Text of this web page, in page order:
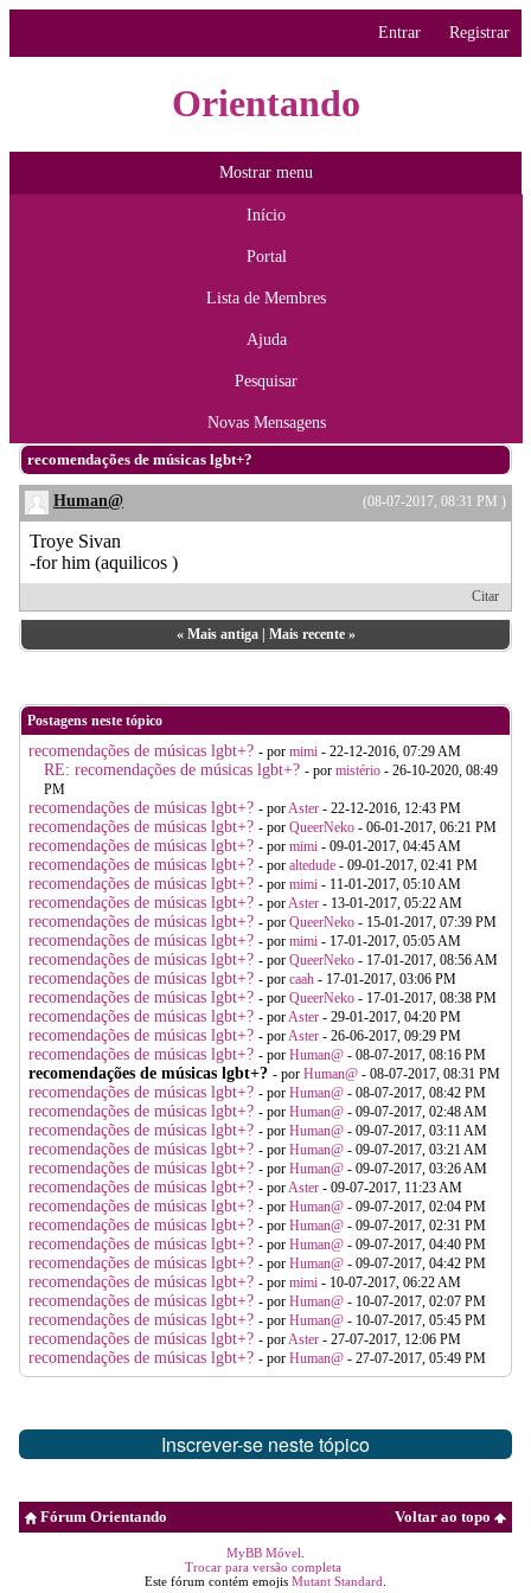
Entrar Registrar
Orientando
Mostrar menu
Início
Portal
Lista de Membres
Ajuda
Pesquisar
Novas Mensagens
recomendações de músicas lgbt+?
(08-07-2017, 08:31 PM )
Human@
Troye Sivan
-for him (aquilicos )
Citar
« Mais antiga| Mais recente»
Postagens neste tópico
recomendações de músicas lgbt+? - por mimi - 22-12-2016, 07:29 AM
RE: recomendações de músicas lgbt+? - por mistério - 26-10-2020, 08:49
PM
recomendações de músicas lgbt+? - porAster - 22-12-2016, 12:43 PM
recomendações de músicas lgbt+? - por QueerNeko - 06-01-2017, 06:21 PM
recomendações de músicas lgbt+? - por mimi - 09-01-2017, 04:45 AM
recomendações de músicas lgbt+? - por altedude - 09-01-2017, 02:41 PM
recomendações de músicas lgbt+? - por mimi - 11-01-2017, 05:10 AM
recomendações de músicas lgbt+? - porAster - 13-01-2017, 05:22 AM
recomendações de músicas lgbt+? - por QueerNeko - 15-01-2017, 07:39 PM
recomendações de músicas lgbt+? - por mimi - 17-01-2017, 05:05 AM
recomendações de músicas lgbt+? - por QueerNeko - 17-01-2017, 08:56 AM
recomendações de músicas lgbt+? - por caah - 17-01-2017, 03:06 PM
recomendações de músicas lgbt+? - por QueerNeko - 17-01-2017, 08:38 PM
recomendações de músicas lgbt+? - porAster - 29-01-2017, 04:20 PM
recomendações de músicas lgbt+? - porAster - 26-06-2017, 09:29 PM
recomendações de músicas lgbt+? - por Human@ - 08-07-2017, 08:16 PM
recomendações de músicas lgbt+? - por Human@ - 08-07-2017, 08:31 PM
recomendações de músicas lgbt+? - por Human@ - 08-07-2017, 08:42 PM
recomendações de músicas lgbt+? - por Human@ - 09-07-2017, 02:48 AM
recomendações de músicas lgbt+? - por Human@ - 09-07-2017, 03:11 AM
recomendações de músicas lgbt+? - por Human@ - 09-07-2017, 03:21 AM
recomendações de músicas lgbt+? - por Human@ - 09-07-2017, 03:26 AM
recomendações de músicas lgbt+? - porAster - 09-07-2017, 11:23 AM
recomendações de músicas lgbt+? - por Human@ - 09-07-2017, 02:04 PM
recomendações de músicas lgbt+? - por Human@ - 09-07-2017, 02:31 PM
recomendações de músicas lgbt+? - por Human@ - 09-07-2017, 04:40 PM
recomendações de músicas lgbt+? - por Human@ - 09-07-2017, 04:42 PM
recomendações de músicas lgbt+? - por mimi - 10-07-2017, 06:22 AM
recomendações de músicas lgbt+? - por Human@ - 10-07-2017, 02:07 PM
recomendações de músicas lgbt+? - por Human@ - 10-07-2017, 05:45 PM
recomendações de músicas lgbt+? - porAster - 27-07-2017, 12:06 PM
recomendações de músicas lgbt+? - por Human@ - 27-07-2017, 05:49 PM
Inscrever-se neste tópico
Voltar ao topo
Fórum Orientando
MyBB Móvel
Trocar para versão completa
Este fórum contém emojis Mutant Standard